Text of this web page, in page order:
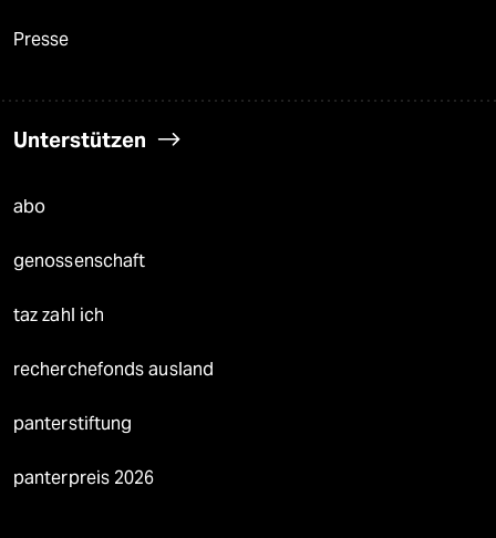
Presse
Unterstützen
abo
genossenschaft
taz zahl ich
recherchefonds ausland
panterstiftung
panterpreis 2026